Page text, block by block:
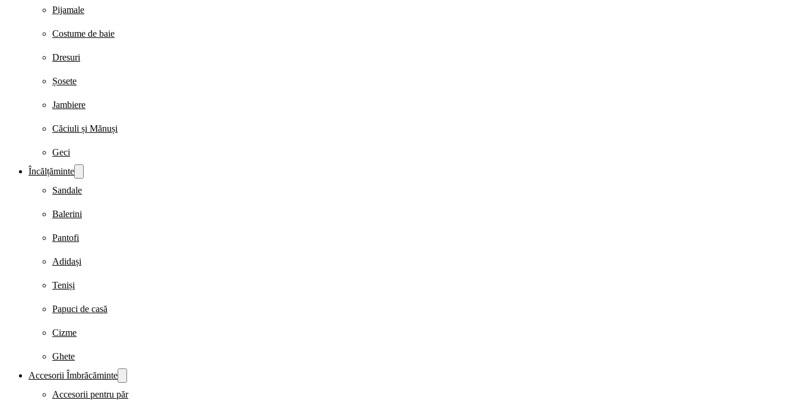
Pijamale
Costume de baie
Dresuri
Șosete
Jambiere
Căciuli și Mănuși
Geci
Încălțăminte
Sandale
Balerini
Pantofi
Adidași
Teniși
Papuci de casă
Cizme
Ghete
Accesorii Îmbrăcăminte
Accesorii pentru păr